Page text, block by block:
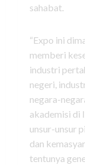
sahabat.
“Expo ini
memberi
industri
negeri,
negara-
akademisi di
unsur-unsur
dan
tentunya